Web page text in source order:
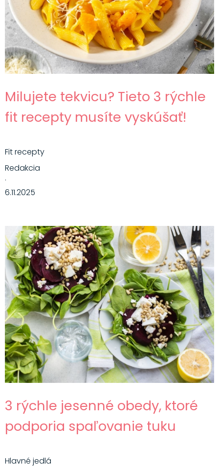
Hlavné jedlá
Šaláty
Dezerty
Nápoje
Ostatné
Motivácia
Zdravie
Milujete tekvicu? Tieto 3 rýchle
fit recepty musíte vyskúšať!
Fit recepty
Redakcia
·
6.11.2025
3 rýchle jesenné obedy, ktoré
podporia spaľovanie tuku
Hlavné jedlá